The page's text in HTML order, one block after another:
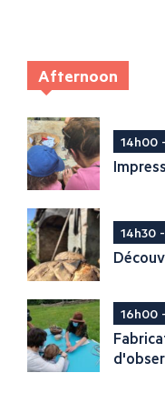
Afternoon
14h00
14h30
16h00